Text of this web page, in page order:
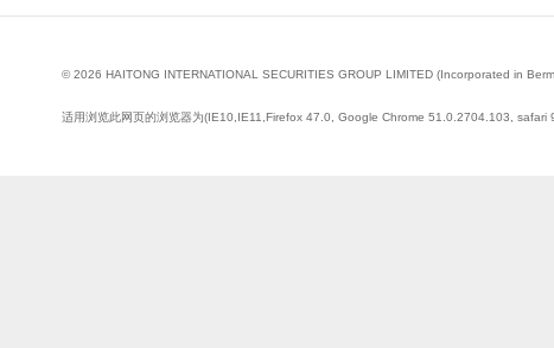
© 2026 HAITONG INTERNATIONAL SECURITIES GROUP LIMITED (Incorporated in
适用浏览此网页的浏览器为(IE10,IE11,Firefox 47.0, Google Chrome 51.0.2704.103, safari